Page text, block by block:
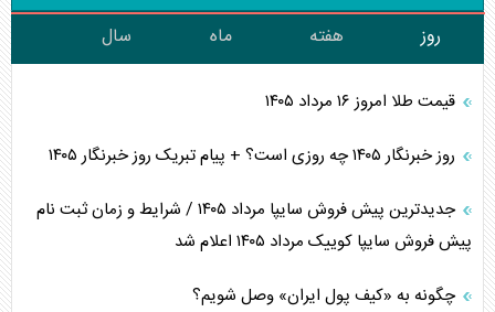
روز هفته ماه سال
قیمت طلا امروز ۱۶ مرداد ۱۴۰۵
روز خبرنگار ۱۴۰۵ چه روزی است؟ + پیام تبریک روز خبرنگار ۱۴۰۵
جدیدترین پیش فروش سایپا مرداد ۱۴۰۵ / شرایط و زمان ثبت نام
پیش فروش سایپا کوییک مرداد ۱۴۰۵ اعلام شد
چگونه به «کیف پول ایران» وصل شویم؟